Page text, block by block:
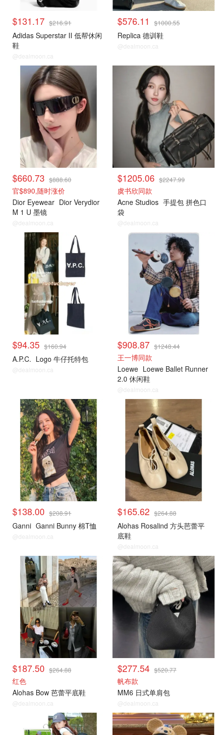
$131.17 $216.91
Adidas Superstar II 低帮休闲
鞋
@dealmoon.ca
$576.11 $1000.55
Replica 德训鞋
@dealmoon.ca
$660.73 $888.60
官$890,随时涨价
Dior Eyewear Dior Verydior
M 1 U 墨镜
@dealmoon.ca
$1205.06 $2247.99
虞书欣同款
Acne Studios 手提包 拼色口
袋
@dealmoon.ca
$94.35 $160.94
A.P.C. Logo 牛仔托特包
@dealmoon.ca
$908.87 $1248.44
王一博同款
Loewe Loewe Ballet Runner
2.0 休闲鞋
@dealmoon.ca
$138.00 $208.91
Ganni Ganni Bunny 棉T恤
@dealmoon.ca
$165.62 $264.88
Alohas Rosalind 方头芭蕾平
底鞋
@dealmoon.ca
$187.50 $264.88
红色
Alohas Bow 芭蕾平底鞋
@dealmoon.ca
$277.54 $520.77
帆布款
MM6 日式单肩包
@dealmoon.ca